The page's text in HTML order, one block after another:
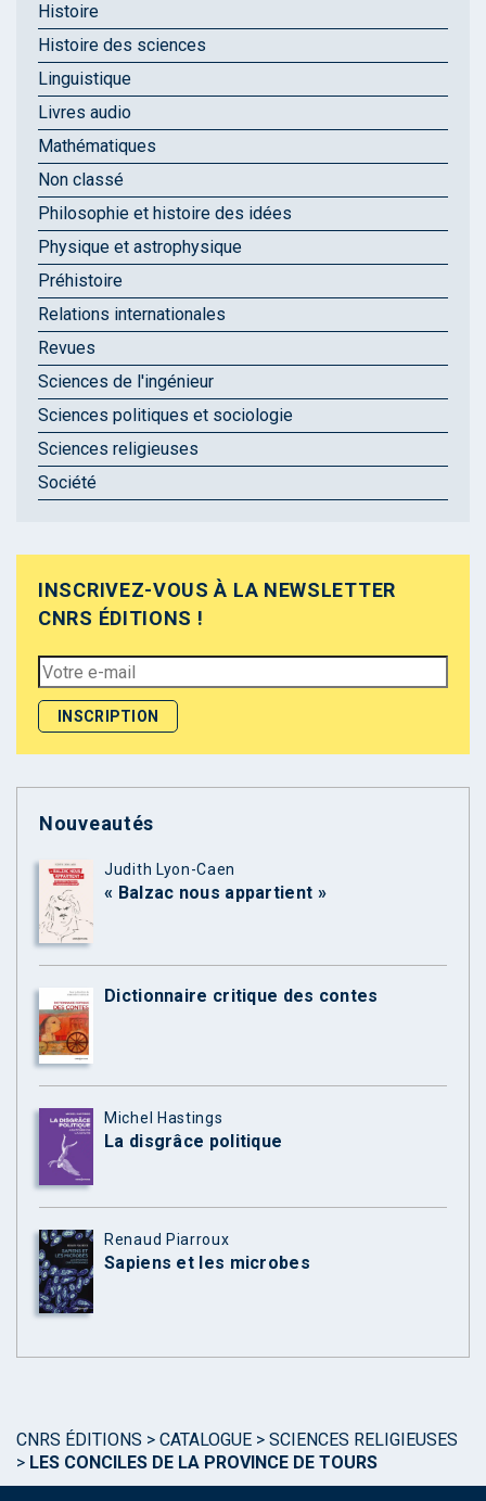
Histoire
Histoire des sciences
Linguistique
Livres audio
Mathématiques
Non classé
Philosophie et histoire des idées
Physique et astrophysique
Préhistoire
Relations internationales
Revues
Sciences de l'ingénieur
Sciences politiques et sociologie
Sciences religieuses
Société
INSCRIVEZ-VOUS À LA NEWSLETTER
CNRS ÉDITIONS !
Nouveautés
Judith Lyon-Caen
« Balzac nous appartient »
Dictionnaire critique des contes
Michel Hastings
La disgrâce politique
Renaud Piarroux
Sapiens et les microbes
CNRS ÉDITIONS > CATALOGUE > SCIENCES RELIGIEUSES
> LES CONCILES DE LA PROVINCE DE TOURS